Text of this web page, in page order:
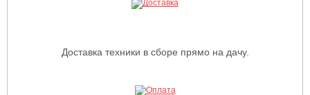
Доставка техники в сборе прямо на дачу.